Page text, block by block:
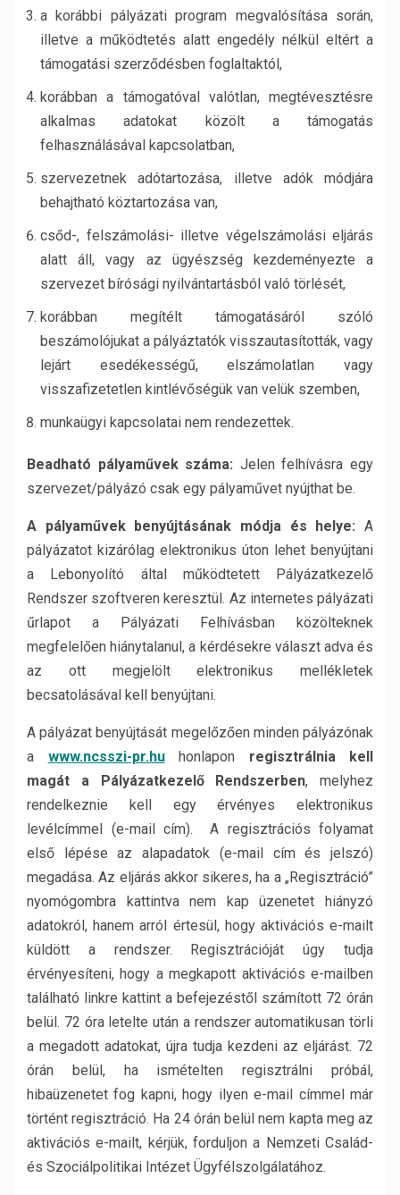
a korábbi pályázati program megvalósítása során,
illetve a működtetés alatt engedély nélkül eltért a
támogatási szerződésben foglaltaktól,
korábban a támogatóval valótlan, megtévesztésre
alkalmas adatokat közölt a támogatás
felhasználásával kapcsolatban,
szervezetnek adótartozása, illetve adók módjára
behajtható köztartozása van,
csőd-, felszámolási- illetve végelszámolási eljárás
alatt áll, vagy az ügyészség kezdeményezte a
szervezet bírósági nyilvántartásból való törlését,
korábban megítélt támogatásáról szóló
beszámolójukat a pályáztatók visszautasították, vagy
lejárt esedékességű, elszámolatlan vagy
visszafizetetlen kintlévőségük van velük szemben,
munkaügyi kapcsolatai nem rendezettek.
Beadható pályaművek száma: Jelen felhívásra egy
szervezet/pályázó csak egy pályaművet nyújthat be.
A pályaművek benyújtásának módja és helye: A
pályázatot kizárólag elektronikus úton lehet benyújtani
a Lebonyolító által működtetett Pályázatkezelő
Rendszer szoftveren keresztül. Az internetes pályázati
űrlapot a Pályázati Felhívásban közölteknek
megfelelően hiánytalanul, a kérdésekre választ adva és
az ott megjelölt elektronikus mellékletek
becsatolásával kell benyújtani.
A pályázat benyújtását megelőzően minden pályázónak
a www.ncsszi-pr.hu honlapon regisztrálnia kell
magát a Pályázatkezelő Rendszerben, melyhez
rendelkeznie kell egy érvényes elektronikus
levélcímmel (e-mail cím). A regisztrációs folyamat
első lépése az alapadatok (e-mail cím és jelszó)
megadása. Az eljárás akkor sikeres, ha a „Regisztráció”
nyomógombra kattintva nem kap üzenetet hiányzó
adatokról, hanem arról értesül, hogy aktivációs e-mailt
küldött a rendszer. Regisztrációját úgy tudja
érvényesíteni, hogy a megkapott aktivációs e-mailben
található linkre kattint a befejezéstől számított 72 órán
belül. 72 óra letelte után a rendszer automatikusan törli
a megadott adatokat, újra tudja kezdeni az eljárást. 72
órán belül, ha ismételten regisztrálni próbál,
hibaüzenetet fog kapni, hogy ilyen e-mail címmel már
történt regisztráció. Ha 24 órán belül nem kapta meg az
aktivációs e-mailt, kérjük, forduljon a Nemzeti Család-
és Szociálpolitikai Intézet Ügyfélszolgálatához.